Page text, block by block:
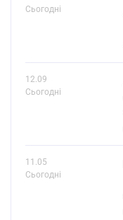
Сьогодні
12.09
Сьогодні
11.05
Сьогодні